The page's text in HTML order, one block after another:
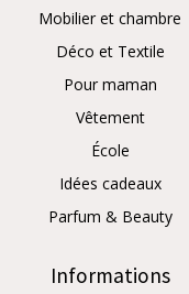
Mobilier et chambre
Déco et Textile
Pour maman
Vêtement
École
Idées cadeaux
Parfum & Beauty
Informations